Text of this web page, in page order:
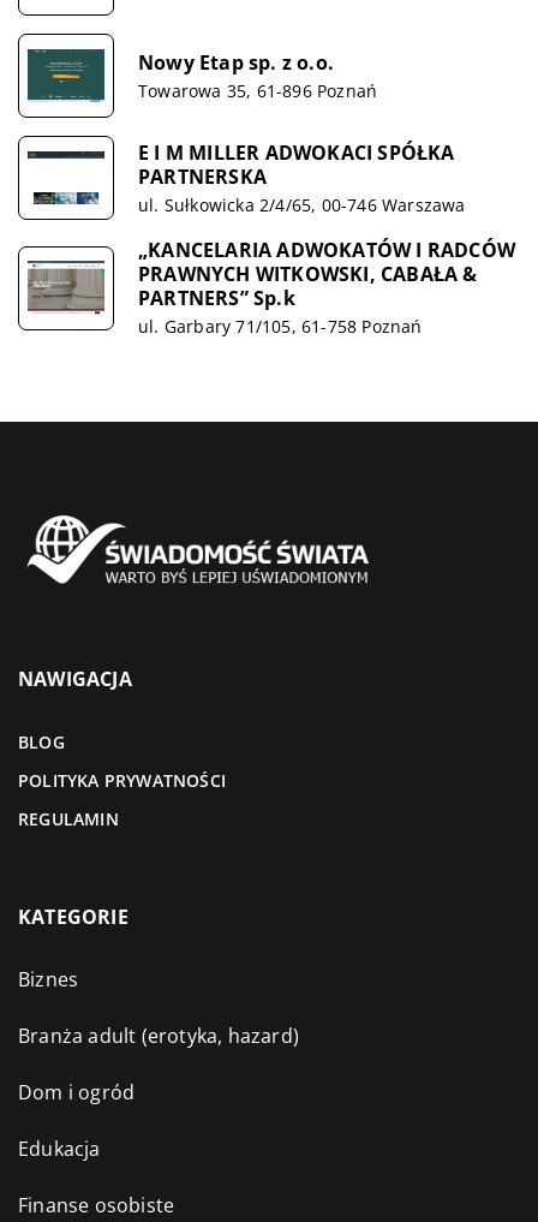
Nowy Etap sp. z o.o.
Towarowa 35, 61-896 Poznań
E I M MILLER ADWOKACI SPÓŁKA
PARTNERSKA
ul. Sułkowicka 2/4/65, 00-746 Warszawa
„KANCELARIA ADWOKATÓW I RADCÓW
PRAWNYCH WITKOWSKI, CABAŁA &
PARTNERS” Sp.k
ul. Garbary 71/105, 61-758 Poznań
NAWIGACJA
BLOG
POLITYKA PRYWATNOŚCI
REGULAMIN
KATEGORIE
Biznes
Branża adult (erotyka, hazard)
Dom i ogród
Edukacja
Finanse osobiste